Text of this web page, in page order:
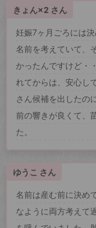
きょん×2 さん
妊娠7ヶ月ごろには
名前を考えていて、
かったんですけど・
れてからは、安心し
さん候補を出したの
前の響きが良くて、
た。
ゆうこ さん
名前は産む前に決め
なように両方考えて